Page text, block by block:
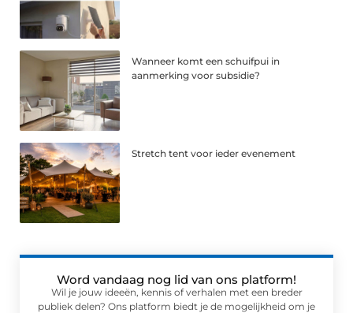
Wanneer komt een schuifpui in
aanmerking voor subsidie?
Stretch tent voor ieder evenement
Word vandaag nog lid van ons platform!
Wil je jouw ideeën, kennis of verhalen met een breder
publiek delen? Ons platform biedt je de mogelijkheid om je